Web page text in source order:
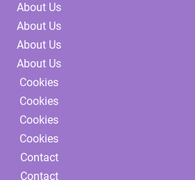
About Us
About Us
About Us
About Us
Cookies
Cookies
Cookies
Cookies
Contact
Contact